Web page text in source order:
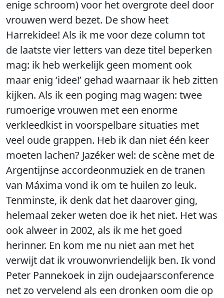
enige schroom) voor het overgrote deel door
vrouwen werd bezet. De show heet
Harrekidee! Als ik me voor deze column tot
de laatste vier letters van deze titel beperken
mag: ik heb werkelijk geen moment ook
maar enig ‘idee!’ gehad waarnaar ik heb zitten
kijken. Als ik een poging mag wagen: twee
rumoerige vrouwen met een enorme
verkleedkist in voorspelbare situaties met
veel oude grappen. Heb ik dan niet één keer
moeten lachen? Jazéker wel: de scène met de
Argentijnse accordeonmuziek en de tranen
van Máxima vond ik om te huilen zo leuk.
Tenminste, ik denk dat het daarover ging,
helemaal zeker weten doe ik het niet. Het was
ook alweer in 2002, als ik me het goed
herinner. En kom me nu niet aan met het
verwijt dat ik vrouwonvriendelijk ben. Ik vond
Peter Pannekoek in zijn oudejaarsconference
net zo vervelend als een dronken oom die op